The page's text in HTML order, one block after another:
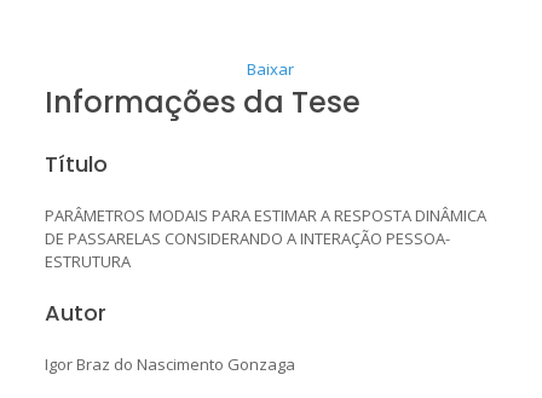
Baixar
Informações da Tese
Título
PARÂMETROS MODAIS PARA ESTIMAR A RESPOSTA DINÂMICA
DE PASSARELAS CONSIDERANDO A INTERAÇÃO PESSOA-
ESTRUTURA
Autor
Igor Braz do Nascimento Gonzaga